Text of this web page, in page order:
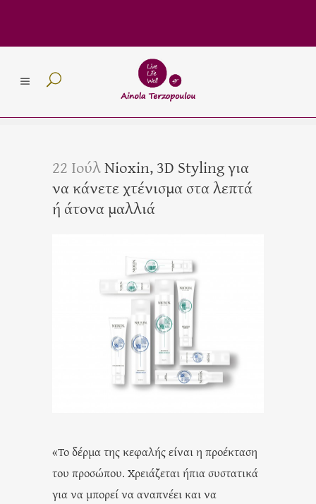
22 ΙούλNioxin, 3D Styling για
να κάνετε χτένισμα στα λεπτά
ή άτονα μαλλιά
«Το δέρμα της κεφαλής είναι η προέκταση
του προσώπου. Χρειάζεται ήπια συστατικά
για να μπορεί να αναπνέει και να